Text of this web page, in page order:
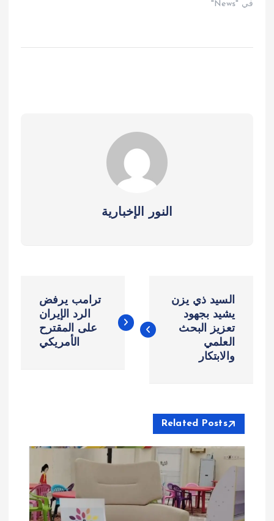
في "News"
النور الإخبارية
ص
م
ق
السيد ذي يزن
يشيد بجهود
تعزيز البحث
العلمي
والابتكار
ترامب يرفض
الرد الإيران
على المقترح
الأمريكي
Related Posts